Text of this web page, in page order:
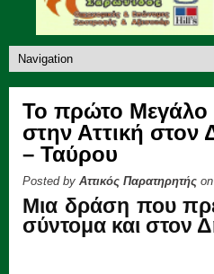
Το πρώτο Μεγάλο
στην Αττική
– Ταύρου
Posted by Αττικός Παρατηρητής
Μια δράση που
σύντομα και στον